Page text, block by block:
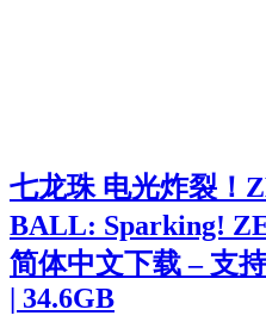
七龙珠 电光炸裂！
BALL: Sparking!
简体中文下载 – 支
| 34.6GB